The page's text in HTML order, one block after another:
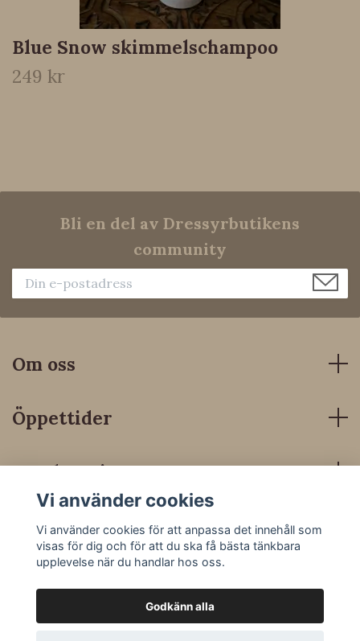
Blue Snow skimmelschampoo
249 kr
Bli en del av Dressyrbutikens
community
Om oss
Öppettider
Kundservice
Sociala medier
Vi använder cookies
Vi använder cookies för att anpassa det innehåll som
visas för dig och för att du ska få bästa tänkbara
upplevelse när du handlar hos oss.
Godkänn alla